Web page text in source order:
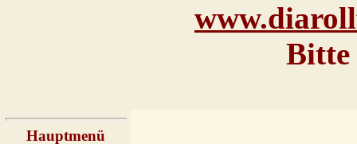
Bitte
Hauptmenü